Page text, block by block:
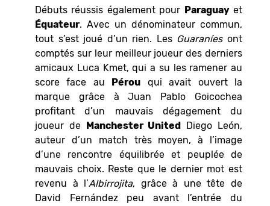
Débuts réussis également pour Paraguayet
Équateur. Avec un dénominateur commun,
tout s’est joué d’un rien. Les Guaraníesont
comptés sur leur meilleur joueur des derniers
amicaux Luca Kmet, qui a su les ramener au
score face au
Pérou qui avait ouvert la
marque grâce à Juan Pablo Goicochea
profitant d’un mauvais dégagement du
joueur de
Manchester United
Diego León,
auteur d’un match très moyen, à l’image
d’une rencontre équilibrée et peuplée de
mauvais choix. Reste que le dernier mot est
revenu à l’Albirrojita, grâce à une tête de
David Fernández peu avant l’entrée du